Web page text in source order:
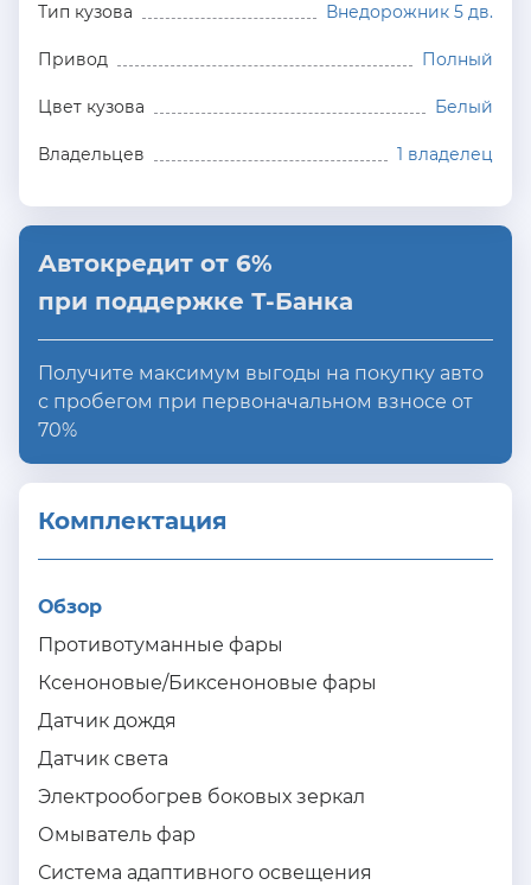
Тип кузова Внедорожник 5 дв.
Привод Полный
Цвет кузова Белый
Владельцев 1 владелец
Автокредит от 6%
при поддержке Т-Банка
Получите максимум выгоды на покупку авто
с пробегом при первоначальном взносе от
70%
Комплектация
Обзор
Противотуманные фары
Ксеноновые/Биксеноновые фары
Датчик дождя
Датчик света
Электрообогрев боковых зеркал
Омыватель фар
Система адаптивного освещения